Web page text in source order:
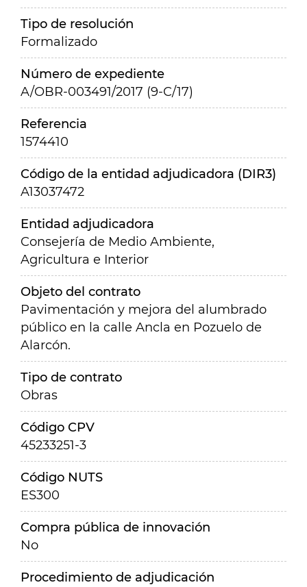
Tipo de resolución
Formalizado
Número de expediente
A/OBR-003491/2017 (9-C/17)
Referencia
1574410
Código de la entidad adjudicadora (DIR3)
A13037472
Entidad adjudicadora
Consejería de Medio Ambiente,
Agricultura e Interior
Objeto del contrato
Pavimentación y mejora del alumbrado
público en la calle Ancla en Pozuelo de
Alarcón.
Tipo de contrato
Obras
Código CPV
45233251-3
Código NUTS
ES300
Compra pública de innovación
No
Procedimiento de adjudicación